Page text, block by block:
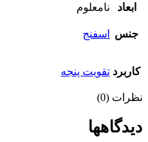
ابعاد
نامعلوم
جنس اسفنج
کاربرد تقویت پنجه
نظرات (0)
دیدگاهها